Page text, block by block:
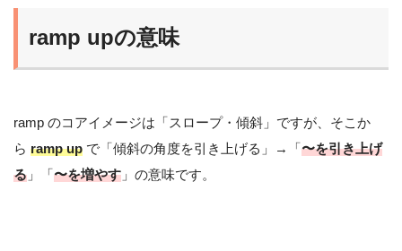
ramp upの意味
ramp のコアイメージは「スロープ・傾斜」ですが、そこか
ら ramp up で「傾斜の角度を引き上げる」→「〜を引き上げ
る 」「〜を増やす 」の意味です。